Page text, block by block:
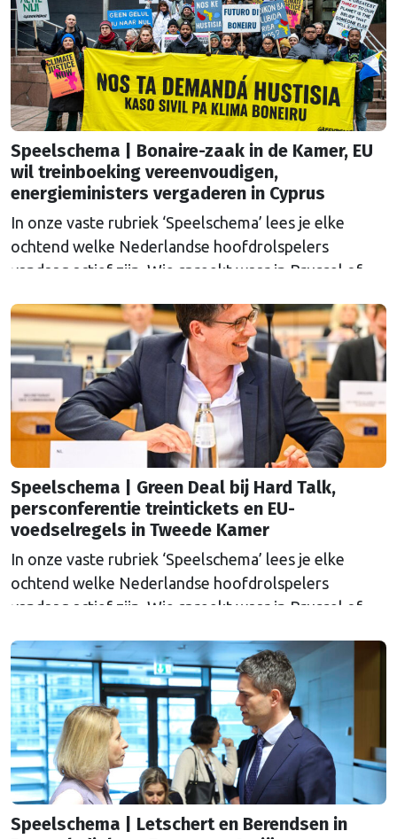
Speelschema | Bonaire-zaak in de Kamer, EU
wil treinboeking vereenvoudigen,
energieministers vergaderen in Cyprus
In onze vaste rubriek ‘Speelschema’ lees je elke
ochtend welke Nederlandse hoofdrolspelers
vandaag actief zijn. Wie spreekt waar in Brussel of
agenda?
Speelschema | Green Deal bij Hard Talk,
persconferentie treintickets en EU-
voedselregels in Tweede Kamer
In onze vaste rubriek ‘Speelschema’ lees je elke
ochtend welke Nederlandse hoofdrolspelers
vandaag actief zijn. Wie spreekt waar in Brussel of
agenda?
Speelschema | Letschert en Berendsen in